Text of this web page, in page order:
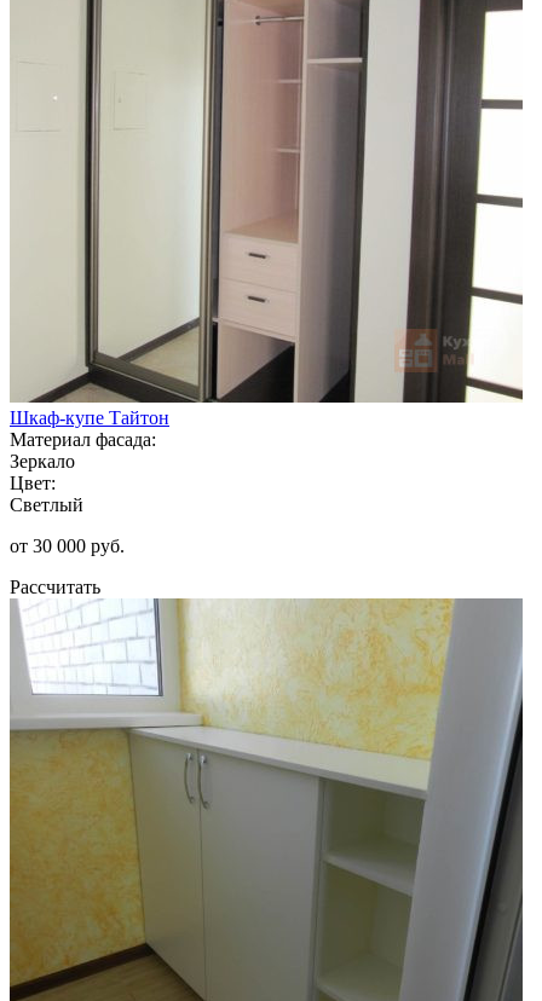
Шкаф-купе Тайтон
Материал фасада:
Зеркало
Цвет:
Светлый
от 30 000 руб.
Рассчитать